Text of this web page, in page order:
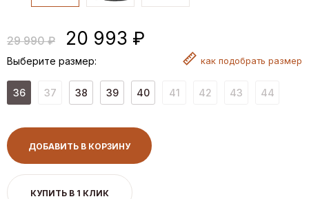
29 990 ₽ 20 993 ₽
Выберите размер: как подобрать размер
36 37 38 39 40 41 42 43 44
ДОБАВИТЬ В КОРЗИНУ
КУПИТЬ В 1 КЛИК